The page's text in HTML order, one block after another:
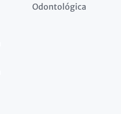
Odontológica